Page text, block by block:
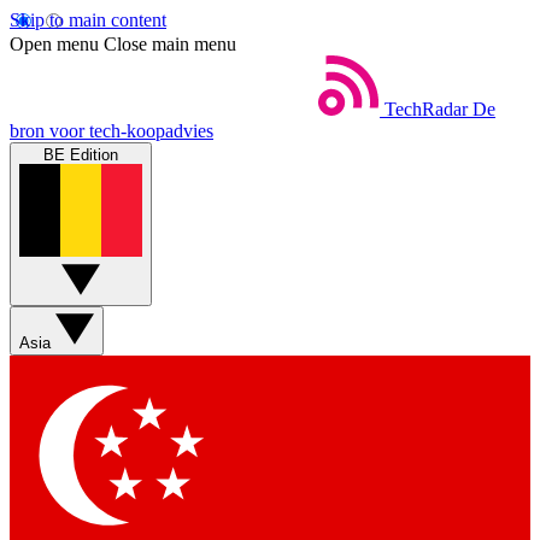
Skip to main content
Open menu Close main menu
TechRadar De
bron voor tech-koopadvies
BE Edition
Asia